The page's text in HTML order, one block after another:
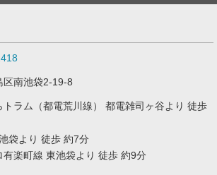
区南池袋2-19-8
トラム（都電荒川線） 都電雑司ヶ谷より 徒歩
袋より 徒歩 約7分
有楽町線 東池袋より 徒歩 約9分